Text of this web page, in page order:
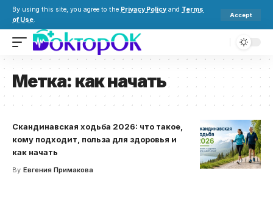
By using this site, you agree to the Privacy Policy and Terms
of Use.
Accept
Метка: как начать
Скандинавская ходьба 2026: что такое,
кому подходит, польза для здоровья и
как начать
By Евгения Примакова